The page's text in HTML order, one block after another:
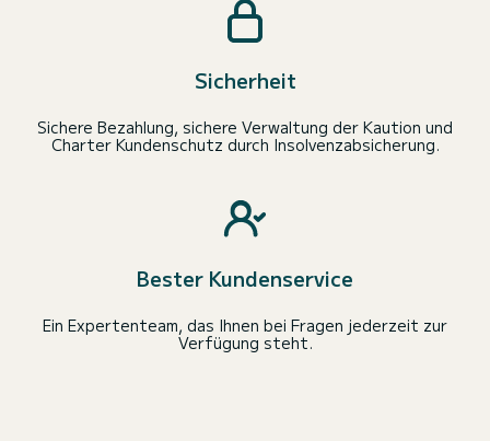
Sicherheit
Sichere Bezahlung, sichere Verwaltung der Kaution und
Charter Kundenschutz durch Insolvenzabsicherung.
Bester Kundenservice
Ein Expertenteam, das Ihnen bei Fragen jederzeit zur
Verfügung steht.